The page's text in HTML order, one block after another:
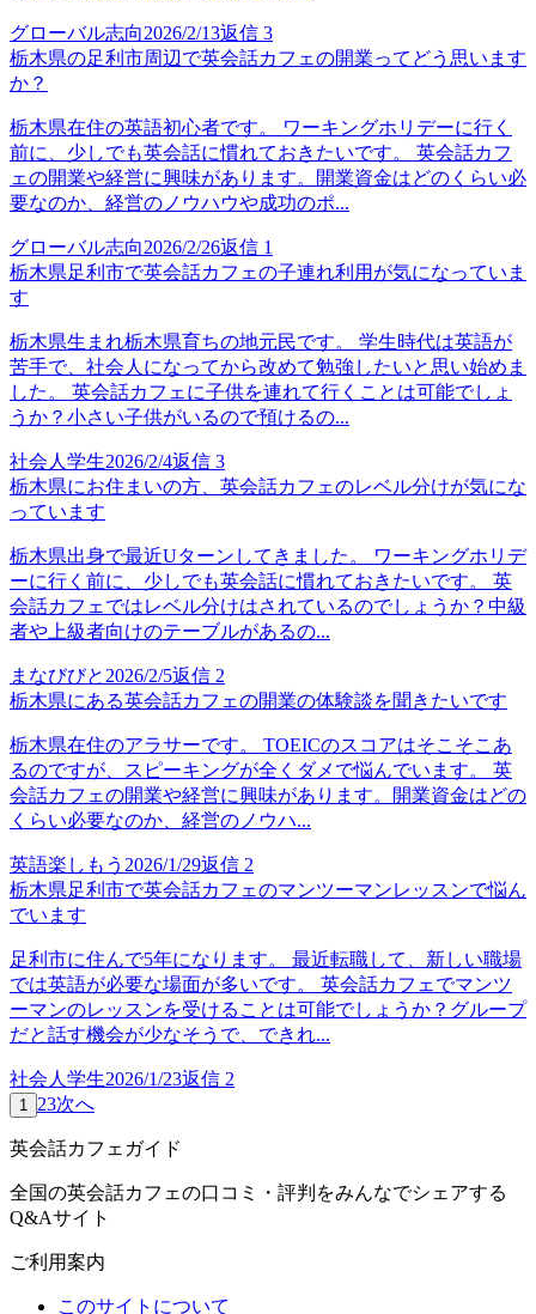
グローバル志向2026/2/13返信 3
栃木県の足利市周辺で英会話カフェの開業ってどう思います
か？
栃木県在住の英語初心者です。 ワーキングホリデーに行く
前に、少しでも英会話に慣れておきたいです。 英会話カフ
ェの開業や経営に興味があります。開業資金はどのくらい必
要なのか、経営のノウハウや成功のポ...
グローバル志向2026/2/26返信 1
栃木県足利市で英会話カフェの子連れ利用が気になっていま
す
栃木県生まれ栃木県育ちの地元民です。 学生時代は英語が
苦手で、社会人になってから改めて勉強したいと思い始めま
した。 英会話カフェに子供を連れて行くことは可能でしょ
うか？小さい子供がいるので預けるの...
社会人学生2026/2/4返信 3
栃木県にお住まいの方、英会話カフェのレベル分けが気にな
っています
栃木県出身で最近Uターンしてきました。 ワーキングホリデ
ーに行く前に、少しでも英会話に慣れておきたいです。 英
会話カフェではレベル分けはされているのでしょうか？中級
者や上級者向けのテーブルがあるの...
まなびびと 2026/2/5返信 2
栃木県にある英会話カフェの開業の体験談を聞きたいです
栃木県在住のアラサーです。 TOEICのスコアはそこそこあ
るのですが、スピーキングが全くダメで悩んでいます。 英
会話カフェの開業や経営に興味があります。開業資金はどの
くらい必要なのか、経営のノウハ...
英語楽しもう 2026/1/29返信 2
栃木県足利市で英会話カフェのマンツーマンレッスンで悩ん
でいます
足利市に住んで5年になります。 最近転職して、新しい職場
では英語が必要な場面が多いです。 英会話カフェでマンツ
ーマンのレッスンを受けることは可能でしょうか？グループ
だと話す機会が少なそうで、できれ...
社会人学生2026/1/23返信 2
1 23次へ
英会話カフェガイド
全国の英会話カフェの口コミ・評判をみんなでシェアする
Q&Aサイト
ご利用案内
このサイトについて